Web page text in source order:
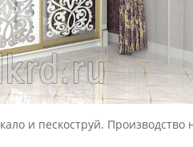
и пескоструй. Производство